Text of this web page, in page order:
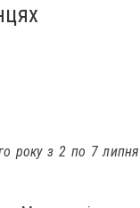
року з 2 по 7 липня